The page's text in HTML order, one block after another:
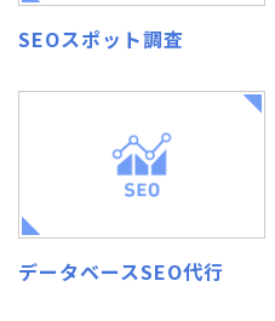
SEOスポット調査
データベースSEO代行